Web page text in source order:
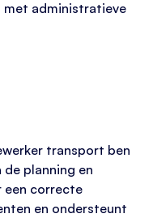
administratieve
transport ben
de planning en
een correcte
en ondersteunt